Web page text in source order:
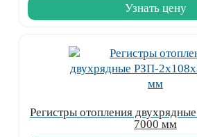
Узнать цену
Регистры отопления
7000 мм